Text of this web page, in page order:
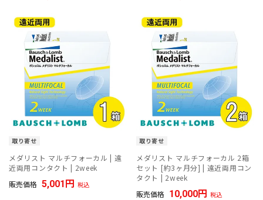
取り寄せ
メダリスト マルチフォーカル | 遠
近両用コンタクト | 2week
販売価格 5,001 税込
取り寄せ
メダリスト マルチフォーカル 2箱
セット [約3ヶ月分] | 遠近両用コン
タクト | 2week
販売価格 10,000 税込